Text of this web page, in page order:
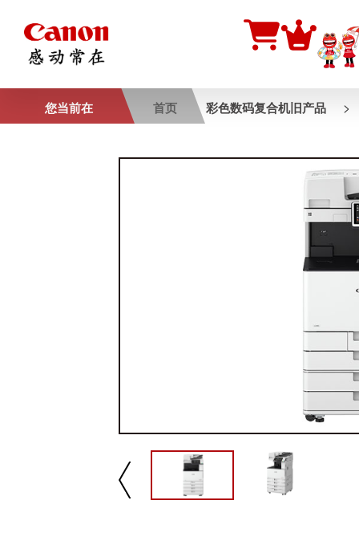
您当前在 首页 彩色数码复合机旧产品 >